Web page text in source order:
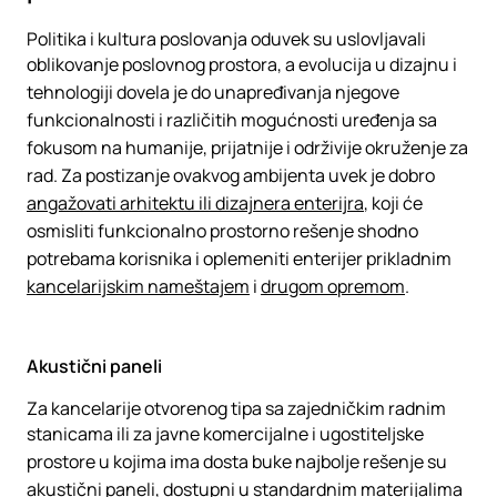
Politika i kultura poslovanja oduvek su uslovljavali
oblikovanje poslovnog prostora, a evolucija u dizajnu i
tehnologiji dovela je do unapređivanja njegove
funkcionalnosti i različitih mogućnosti uređenja sa
fokusom na humanije, prijatnije i održivije okruženje za
rad. Za postizanje ovakvog ambijenta uvek je dobro
angažovati arhitektu ili dizajnera enterijra, koji će
osmisliti funkcionalno prostorno rešenje shodno
potrebama korisnika i oplemeniti enterijer prikladnim
kancelarijskim nameštajem idrugom opremom.
Akustični paneli
Za kancelarije otvorenog tipa sa zajedničkim radnim
stanicama ili za javne komercijalne i ugostiteljske
prostore u kojima ima dosta buke najbolje rešenje su
akustični paneli, dostupni u standardnim materijalima